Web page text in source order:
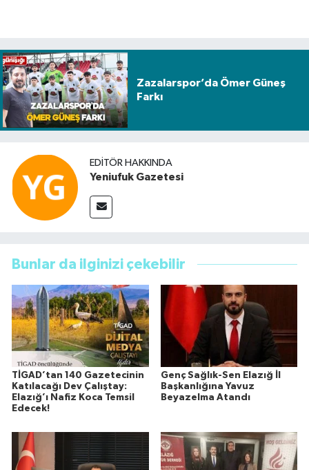
Zazalarspor’da Ömer Güneş
Farkı
EDITÖR HAKKINDA
Yeniufuk Gazetesi
Bunlar da ilginizi çekebilir
TİGAD’tan 140 Gazetecinin
Katılacağı Dev Çalıştay:
Elazığ’ı Nafiz Koca Temsil
Edecek!
Genç Sağlık-Sen Elazığ İl
Başkanlığına Yavuz
Beyazelma Atandı